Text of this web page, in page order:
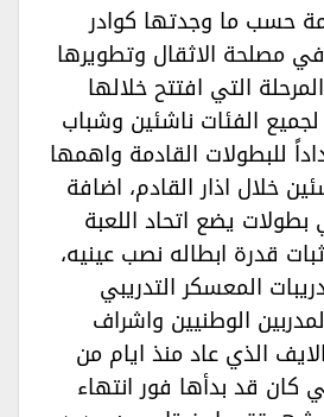
حسب ما وجدتها كوادر
مصلحة الاثقال وتطويرها
التي افتتح خلالها
الفئات ناشئين وشباب
للبطولات القادمة واهمها
خلال اذار القادم، اضافة
يضع اتحاد اللعبة
قدرة ابطاله نصب عينيه،
المعسكر التدريبي
الوطنيين واشراف
الذي عاد منذ ايام من
كان قد بدأها فور انتهاء